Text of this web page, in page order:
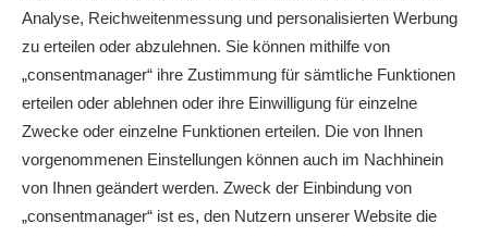
Analyse, Reichweitenmessung und personalisierten Werbung
zu erteilen oder abzulehnen. Sie können mithilfe von
„consentmanager“ ihre Zustimmung für sämtliche Funktionen
erteilen oder ablehnen oder ihre Einwilligung für einzelne
Zwecke oder einzelne Funktionen erteilen. Die von Ihnen
vorgenommenen Einstellungen können auch im Nachhinein
von Ihnen geändert werden. Zweck der Einbindung von
„consentmanager“ ist es, den Nutzern unserer Website die